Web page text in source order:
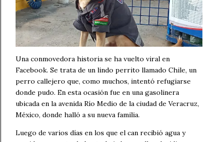
Una conmovedora historia se ha vuelto viral en
Facebook. Se trata de un lindo perrito llamado Chile, un
perro callejero que, como muchos, intentó refugiarse
donde pudo. En esta ocasión fue en una gasolinera
ubicada en la avenida Río Medio de la ciudad de Veracruz,
México, donde halló a su nueva familia.
Luego de varios días en los que el can recibió agua y